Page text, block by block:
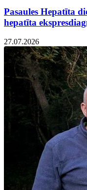
Pasaules Hepatīta
hepatīta
27.07.2026